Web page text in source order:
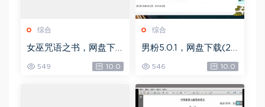
综合
女巫咒语之书，网盘下
549 10.0
综合
男粉5.0.1，网盘下载(25
546 10.0